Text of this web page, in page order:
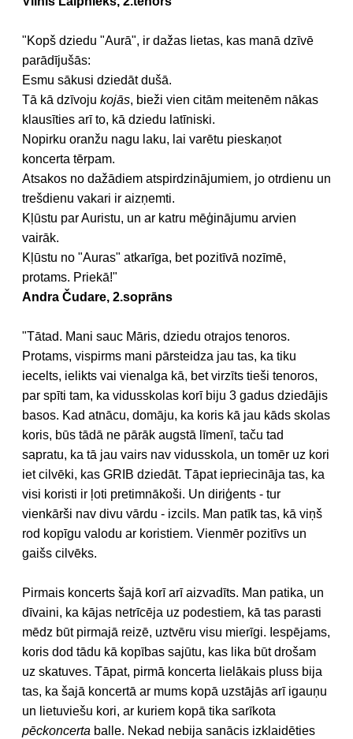
"Kopš dziedu "Aurā", ir dažas lietas, kas manā dzīvē
parādījušās:
Esmu sākusi dziedāt dušā.
Tā kā dzīvoju kojās, bieži vien citām meitenēm nākas
klausīties arī to, kā dziedu latīniski.
Nopirku oranžu nagu laku, lai varētu pieskaņot
koncerta tērpam.
Atsakos no dažādiem atspirdzinājumiem, jo otrdienu un
trešdienu vakari ir aizņemti.
Kļūstu par Auristu, un ar katru mēģinājumu arvien
vairāk.
Kļūstu no "Auras" atkarīga, bet pozitīvā nozīmē,
protams. Priekā!"
Andra Čudare, 2.soprāns
"Tātad. Mani sauc Māris, dziedu otrajos tenoros.
Protams, vispirms mani pārsteidza jau tas, ka tiku
iecelts, ielikts vai vienalga kā, bet virzīts tieši tenoros,
par spīti tam, ka vidusskolas korī biju 3 gadus dziedājis
basos. Kad atnācu, domāju, ka koris kā jau kāds skolas
koris, būs tādā ne pārāk augstā līmenī, taču tad
sapratu, ka tā jau vairs nav vidusskola, un tomēr uz kori
iet cilvēki, kas GRIB dziedāt. Tāpat iepriecināja tas, ka
visi koristi ir ļoti pretimnākoši. Un diriģents - tur
vienkārši nav divu vārdu - izcils. Man patīk tas, kā viņš
rod kopīgu valodu ar koristiem. Vienmēr pozitīvs un
gaišs cilvēks.
Pirmais koncerts šajā korī arī aizvadīts. Man patika, un
dīvaini, ka kājas netrīcēja uz podestiem, kā tas parasti
mēdz būt pirmajā reizē, uztvēru visu mierīgi. Iespējams,
koris dod tādu kā kopības sajūtu, kas lika būt drošam
uz skatuves. Tāpat, pirmā koncerta lielākais pluss bija
tas, ka šajā koncertā ar mums kopā uzstājās arī igauņu
un lietuviešu kori, ar kuriem kopā tika sarīkota
pēckoncerta balle. Nekad nebija sanācis izklaidēties